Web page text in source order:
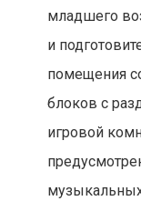
младшего
и
помещения
блоков с
игровой